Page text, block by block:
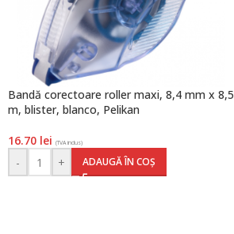
Bandă corectoare roller maxi, 8,4 mm x 8,5
m, blister, blanco, Pelikan
16.70 lei (TVA inclus)
- + ADAUGĂ ÎN COȘ